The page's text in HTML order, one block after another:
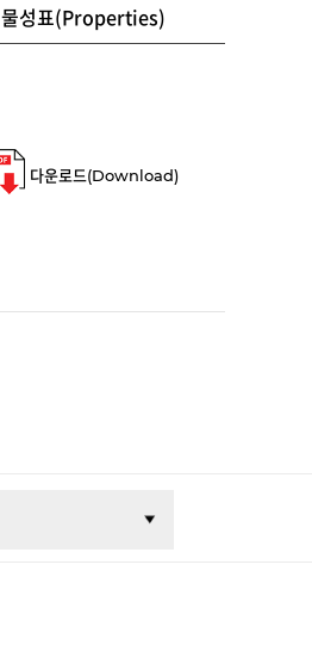
물성표(Properties)
다운로드(Download)